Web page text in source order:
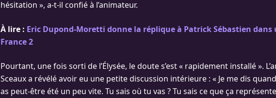
hésitation », a-t-il confié à l’animateur.
À lire : Eric Dupond-Moretti donne la réplique à Patrick Sébastien
France 2
Pourtant, une fois sorti de l’Élysée, le doute s’est « rapidement installé ».
Sceaux a révélé avoir eu une petite discussion intérieure : « Je me dis
as peut-être été un peu vite. Tu sais où tu vas ? Tu sais ce que ça